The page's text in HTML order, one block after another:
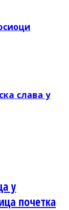
слава у
у
почетка